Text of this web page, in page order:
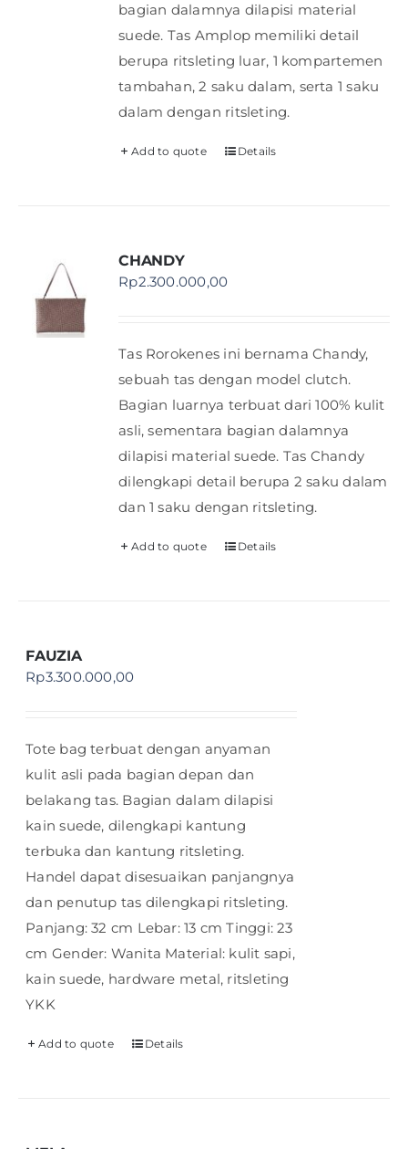
bagian dalamnya dilapisi material
suede. Tas Amplop memiliki detail
berupa ritsleting luar, 1 kompartemen
tambahan, 2 saku dalam, serta 1 saku
dalam dengan ritsleting.
Add to quote Details
CHANDY
Rp2.300.000,00
Tas Rorokenes ini bernama Chandy,
sebuah tas dengan model clutch.
Bagian luarnya terbuat dari 100% kulit
asli, sementara bagian dalamnya
dilapisi material suede. Tas Chandy
dilengkapi detail berupa 2 saku dalam
dan 1 saku dengan ritsleting.
Add to quote Details
FAUZIA
Rp3.300.000,00
Tote bag terbuat dengan anyaman
kulit asli pada bagian depan dan
belakang tas. Bagian dalam dilapisi
kain suede, dilengkapi kantung
terbuka dan kantung ritsleting.
Handel dapat disesuaikan panjangnya
dan penutup tas dilengkapi ritsleting.
Panjang: 32 cm Lebar: 13 cm Tinggi: 23
cm Gender: Wanita Material: kulit sapi,
kain suede, hardware metal, ritsleting
YKK
Add to quote Details